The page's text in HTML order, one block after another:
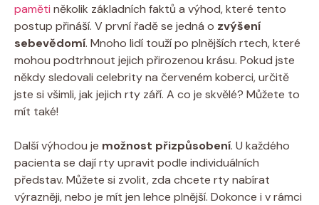
paměti několik základních faktů a výhod, které tento
postup přináší. V první řadě se jedná o zvýšení
sebevědomí. Mnoho lidí touží po plnějších rtech, které
mohou podtrhnout jejich přirozenou krásu. Pokud jste
někdy sledovali celebrity na červeném koberci, určitě
jste si všimli, jak jejich rty září. A co je skvělé? Můžete to
mít také!
Další výhodou je možnost přizpůsobení. U každého
pacienta se dají rty upravit podle individuálních
představ. Můžete si zvolit, zda chcete rty nabírat
výrazněji, nebo je mít jen lehce plnější. Dokonce i v rámci